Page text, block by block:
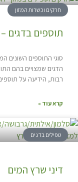
חרקים וכשרות המזון
תוספים בדגים
סוגי התוספים השונים
הדגים שמצויים בהם
רבות, הידיעה על
קרא עוד »
טפילים בדגים
דיני שרץ המים